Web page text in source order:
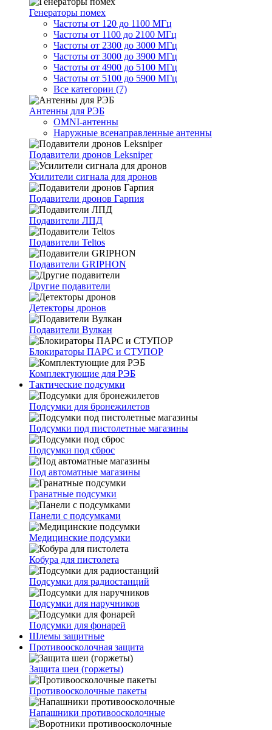
Генераторы помех
Частоты от 120 до 1100 МГц
Частоты от 1100 до 2100 МГц
Частоты от 2300 до 3000 МГц
Частоты от 3000 до 3900 МГц
Частоты от 4900 до 5100 МГц
Частоты от 5100 до 5900 МГц
Все категории (7)
Антенны для РЭБ
OMNI-антенны
Наружные всенаправленные антенны
Подавители дронов Leksniper
Усилители сигнала для дронов
Подавители дронов Гарпия
Подавители ЛПД
Подавители Teltos
Подавители GRIPHON
Другие подавители
Детекторы дронов
Подавители Вулкан
Блокираторы ПАРС и СТУПОР
Комплектующие для РЭБ
Тактические подсумки
Подсумки для бронежилетов
Подсумки под пистолетные магазины
Подсумки под сброс
Под автоматные магазины
Гранатные подсумки
Панели с подсумками
Медицинские подсумки
Кобура для пистолета
Подсумки для радиостанций
Подсумки для наручников
Подсумки для фонарей
Шлемы защитные
Противоосколочная защита
Защита шеи (горжеты)
Противоосколочные пакеты
Напашники противоосколочные